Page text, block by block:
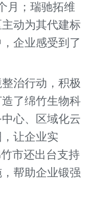
月；瑞驰拓维
动为其代建标
企业感受到了
治行动，积极
了绵竹生物科
心、区域化云
让企业实
市还出台支持
帮助企业锻强